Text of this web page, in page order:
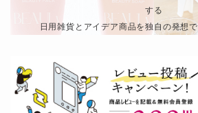
する
日用雑貨とアイデア商品を独自の発想